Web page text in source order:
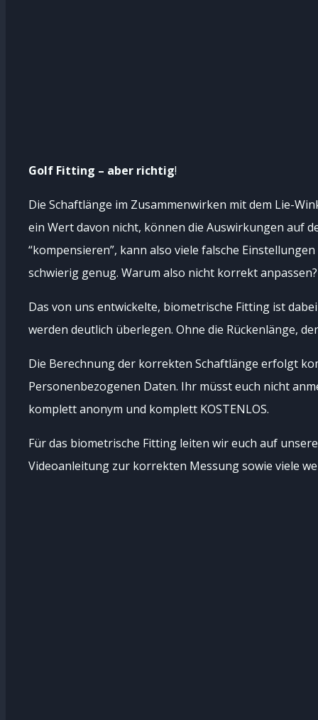
Golf Fitting – aber richtig!
Die Schaftlänge im Zusammenwirken mit dem Lie-
ein Wert davon nicht, können die Auswirkungen auf
“kompensieren”, kann also viele falsche
schwierig genug. Warum also nicht korrekt anpassen?
Das von uns entwickelte, biometrische Fitting ist
werden deutlich überlegen. Ohne die Rückenlänge,
Die Berechnung der korrekten Schaftlänge erfolgt
Personenbezogenen Daten. Ihr müsst euch nicht
komplett anonym und komplett KOSTENLOS.
Für das biometrische Fitting leiten wir euch auf
Videoanleitung zur korrekten Messung sowie viele